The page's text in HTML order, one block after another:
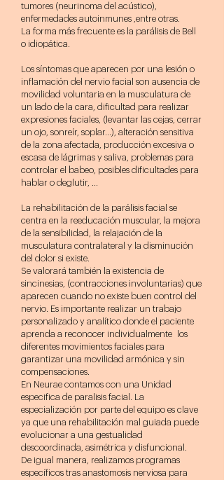
tumores (neurinoma del acústico),
enfermedades autoinmunes ,entre otras.
La forma más frecuente es la parálisis de Bell
o idiopática.
Los síntomas que aparecen por una lesión o
inflamación del nervio facial son ausencia de
movilidad voluntaria en la musculatura de
un lado de la cara, dificultad para realizar
expresiones faciales, (levantar las cejas, cerrar
un ojo, sonreír, soplar…), alteración sensitiva
de la zona afectada, producción excesiva o
escasa de lágrimas y saliva, problemas para
controlar el babeo, posibles dificultades para
hablar o deglutir, …
La rehabilitación de la parálisis facial se
centra en la reeducación muscular, la mejora
de la sensibilidad, la relajación de la
musculatura contralateral y la disminución
del dolor si existe.
Se valorará también la existencia de
sincinesias, (contracciones involuntarias) que
aparecen cuando no existe buen control del
nervio. Es importante realizar un trabajo
personalizado y analítico donde el paciente
aprenda a reconocer individualmente los
diferentes movimientos faciales para
garantizar una movilidad armónica y sin
compensaciones.
En Neurae contamos con una Unidad
especifica de paralisis facial. La
especialización por parte del equipo es clave
ya que una rehabilitación mal guiada puede
evolucionar a una gestualidad
descoordinada, asimétrica y disfuncional.
De igual manera, realizamos programas
específicos tras anastomosis nerviosa para